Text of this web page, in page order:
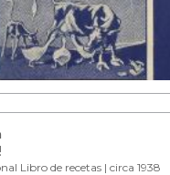
Libro de recetas | circa 1938